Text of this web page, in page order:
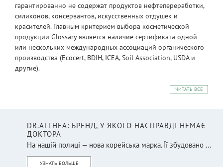
гарантированно не содержат продуктов нефтепереработки,
силиконов, консервантов, искусственных отдушек и
красителей. Главным критерием выбора косметической
продукции Glossary является наличие сертификата одной
или нескольких международных ассоциаций органического
производства (Ecocert, BDIH, ICEA, Soil Association, USDA и
другие).
ЧИТАТЬ ВСЕ
DR.ALTHEA: БРЕНД, У ЯКОГО НАСПРАВДІ НЕМАЄ
ДОКТОРА
На нашій полиці — нова корейська марка. Її збудовано ...
УЗНАТЬ БОЛЬШЕ